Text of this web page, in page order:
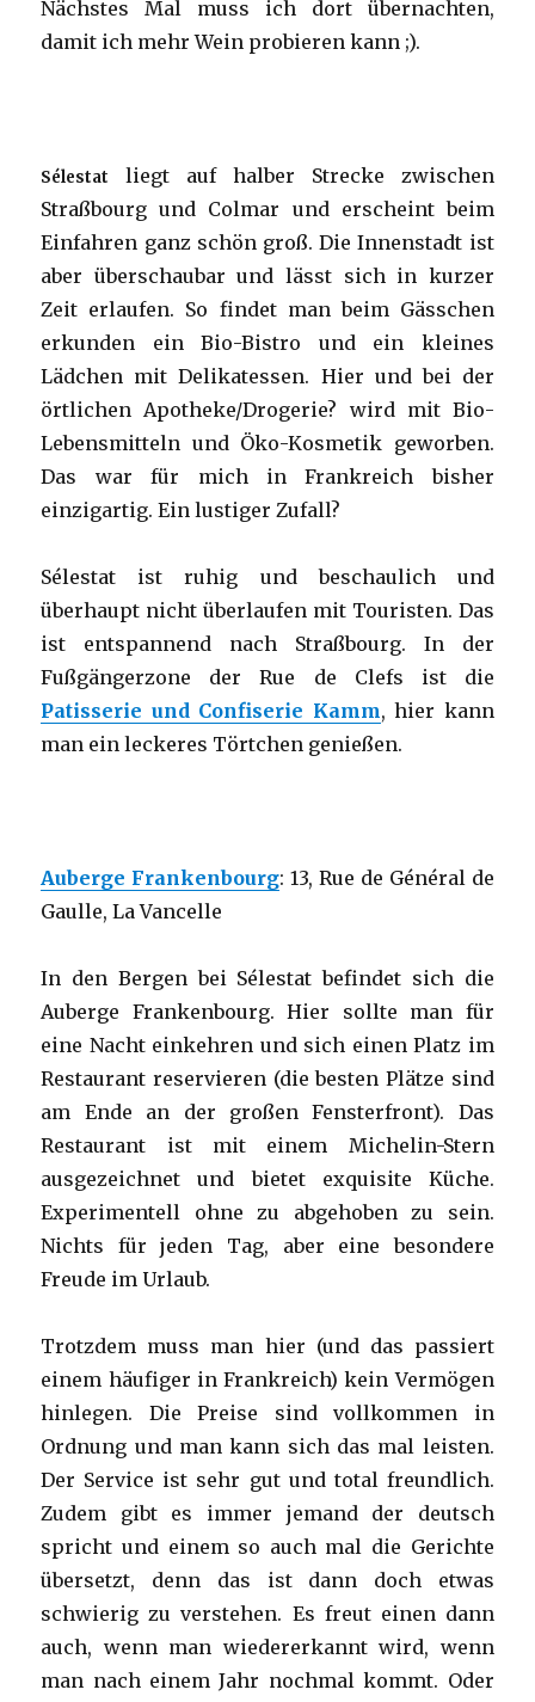
Nächstes Mal muss ich dort übernachten,
damit ich mehr Wein probieren kann ;).
Sélestat
liegt auf halber Strecke zwischen
Straßbourg und Colmar und erscheint beim
Einfahren ganz schön groß. Die Innenstadt ist
aber überschaubar und lässt sich in kurzer
Zeit erlaufen. So findet man beim Gässchen
erkunden ein Bio-Bistro und ein kleines
Lädchen mit Delikatessen. Hier und bei der
örtlichen Apotheke/Drogerie? wird mit Bio-
Lebensmitteln und Öko-Kosmetik geworben.
Das war für mich in Frankreich bisher
einzigartig. Ein lustiger Zufall?
Sélestat ist ruhig und beschaulich und
überhaupt nicht überlaufen mit Touristen. Das
ist entspannend nach Straßbourg. In der
Fußgängerzone der Rue de Clefs ist die
Patisserie und Confiserie Kamm, hier kann
man ein leckeres Törtchen genießen.
Auberge Frankenbourg: 13, Rue de Général de
Gaulle, La Vancelle
In den Bergen bei Sélestat befindet sich die
Auberge Frankenbourg. Hier sollte man für
eine Nacht einkehren und sich einen Platz im
Restaurant reservieren (die besten Plätze sind
am Ende an der großen Fensterfront). Das
Restaurant ist mit einem Michelin-Stern
ausgezeichnet und bietet exquisite Küche.
Experimentell ohne zu abgehoben zu sein.
Nichts für jeden Tag, aber eine besondere
Freude im Urlaub.
Trotzdem muss man hier (und das passiert
einem häufiger in Frankreich) kein Vermögen
hinlegen. Die Preise sind vollkommen in
Ordnung und man kann sich das mal leisten.
Der Service ist sehr gut und total freundlich.
Zudem gibt es immer jemand der deutsch
spricht und einem so auch mal die Gerichte
übersetzt, denn das ist dann doch etwas
schwierig zu verstehen. Es freut einen dann
auch, wenn man wiedererkannt wird, wenn
man nach einem Jahr nochmal kommt. Oder